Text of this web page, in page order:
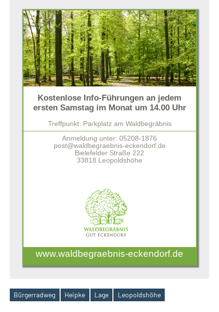
Kostenlose Info-Führungen an jedem
ersten Samstag im Monat um 14.00 Uhr
Treffpunkt: Parkplatz am Waldbegräbnis
Anmeldung unter: 05208-1876
post@waldbegraebnis-eckendorf.de
Bielefelder Straße 222
33818 Leopoldshöhe
www.waldbegraebnis-eckendorf.de
Schlagwörter
Bürgerradweg Heipke Lage Leopoldshöhe